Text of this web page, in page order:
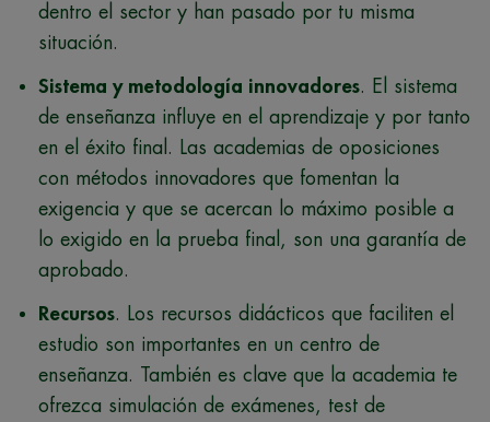
dentro el sector y han pasado por tu misma
situación.
Sistema y metodología innovadores. El sistema
de enseñanza influye en el aprendizaje y por tanto
en el éxito final. Las academias de oposiciones
con métodos innovadores que fomentan la
exigencia y que se acercan lo máximo posible a
lo exigido en la prueba final, son una garantía de
aprobado.
Recursos. Los recursos didácticos que faciliten el
estudio son importantes en un centro de
enseñanza. También es clave que la academia te
ofrezca simulación de exámenes, test de